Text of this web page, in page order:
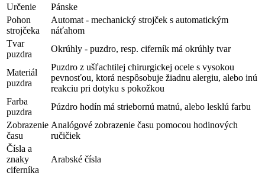
Určenie
Pánske
Pohon
strojčeka
Automat - mechanický strojček s automatickým
náťahom
Tvar
puzdra
Okrúhly - puzdro, resp. ciferník má okrúhly tvar
Materiál
puzdra
Puzdro z ušľachtilej chirurgickej ocele s vysokou
pevnosťou, ktorá nespôsobuje žiadnu alergiu, alebo inú
reakciu pri dotyku s pokožkou
Farba
puzdra
Púzdro hodín má striebornú matnú, alebo lesklú farbu
Zobrazenie
času
Analógové zobrazenie času pomocou hodinových
ručičiek
Čísla a
znaky
ciferníka
Arabské čísla